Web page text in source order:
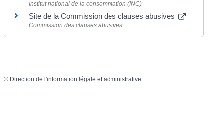
Institut national de la consommation (INC)
Site de la Commission des clauses abusives
Commission des clauses abusives
© Direction de l'information légale et administrative